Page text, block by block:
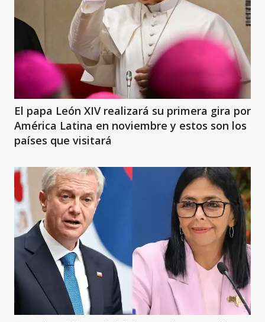
El papa León XIV realizará su primera gira por
América Latina en noviembre y estos son los
países que visitará